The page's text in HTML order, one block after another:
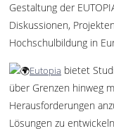
Gestaltung der
Diskussionen,
Hochschulbildung in
Eutopia bietet
über Grenzen hinweg
Herausforderungen
Lösungen zu